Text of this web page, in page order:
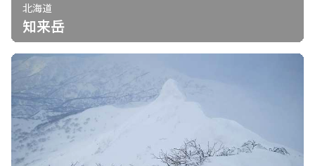
北海道
知来岳